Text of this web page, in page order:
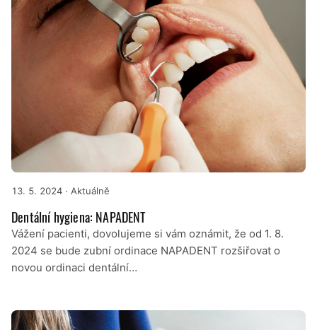
13. 5. 2024 · Aktuálně
Dentální hygiena: NAPADENT
Vážení pacienti, dovolujeme si vám oznámit, že od 1. 8.
2024 se bude zubní ordinace NAPADENT rozšiřovat o
novou ordinaci dentální…